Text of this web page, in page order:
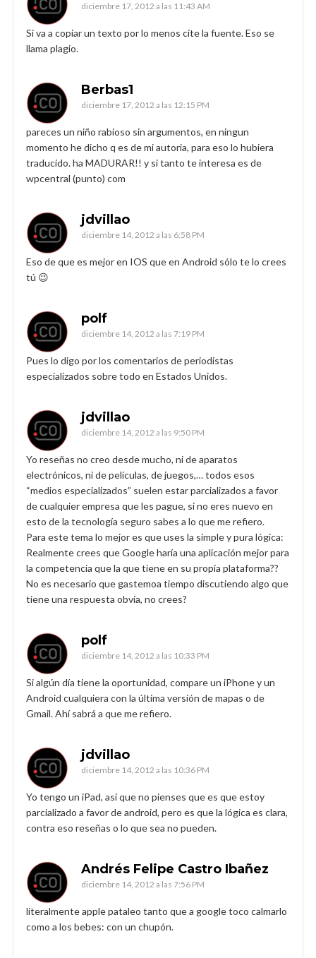
diciembre 17, 2012 a las 11:43 AM
Si va a copiar un texto por lo menos cite la fuente. Eso se
llama plagio.
Berbas1
diciembre 17, 2012 a las 12:15 PM
pareces un niño rabioso sin argumentos, en ningun
momento he dicho q es de mi autoria, para eso lo hubiera
traducido. ha MADURAR!! y si tanto te interesa es de
wpcentral (punto) com
jdvillao
diciembre 14, 2012 a las 6:58 PM
Eso de que es mejor en IOS que en Android sólo te lo crees
tú 😉
polf
diciembre 14, 2012 a las 7:19 PM
Pues lo digo por los comentarios de periodistas
especializados sobre todo en Estados Unidos.
jdvillao
diciembre 14, 2012 a las 9:50 PM
Yo reseñas no creo desde mucho, ni de aparatos
electrónicos, ni de películas, de juegos,… todos esos
“medios especializados” suelen estar parcializados a favor
de cualquier empresa que les pague, si no eres nuevo en
esto de la tecnología seguro sabes a lo que me refiero.
Para este tema lo mejor es que uses la simple y pura lógica:
Realmente crees que Google haría una aplicación mejor para
la competencia que la que tiene en su propia plataforma??
No es necesario que gastemoa tiempo discutiendo algo que
tiene una respuesta obvia, no crees?
polf
diciembre 14, 2012 a las 10:33 PM
Si algún día tiene la oportunidad, compare un iPhone y un
Android cualquiera con la última versión de mapas o de
Gmail. Ahí sabrá a que me refiero.
jdvillao
diciembre 14, 2012 a las 10:36 PM
Yo tengo un iPad, así que no pienses que es que estoy
parcializado a favor de android, pero es que la lógica es clara,
contra eso reseñas o lo que sea no pueden.
Andrés Felipe Castro Ibañez
diciembre 14, 2012 a las 7:56 PM
literalmente apple pataleo tanto que a google toco calmarlo
como a los bebes: con un chupón.